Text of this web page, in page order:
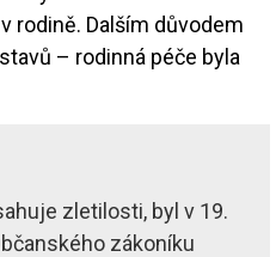
rodině. Dalším důvodem
– rodinná péče byla
zletilosti, byl v 19.
zákoníku